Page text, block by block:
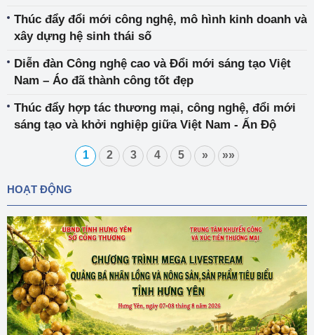
Thúc đẩy đổi mới công nghệ, mô hình kinh doanh và
xây dựng hệ sinh thái số
Diễn đàn Công nghệ cao và Đổi mới sáng tạo Việt
Nam – Áo đã thành công tốt đẹp
Thúc đẩy hợp tác thương mại, công nghệ, đổi mới
sáng tạo và khởi nghiệp giữa Việt Nam - Ấn Độ
1 2 3 4 5 » »»
HOẠT ĐỘNG